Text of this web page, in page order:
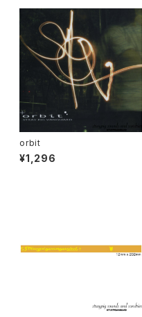
orbit
¥1,296